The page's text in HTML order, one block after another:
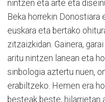
nintzen eta arte eta
Beka horrekin Donostiara
euskara eta bertako
zitzaizkidan. Gainera,
aritu nintzen lanean eta
sinbologia aztertu nuen,
erabiltzeko. Hemen era
besteak beste, hilarrietan